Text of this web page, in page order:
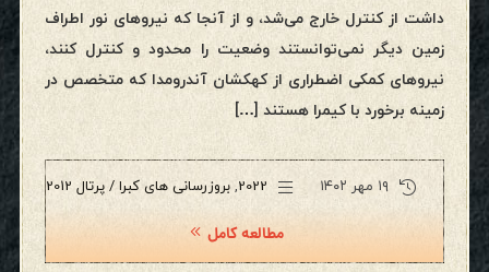
داشت از کنترل خارج می‌شد، و از آنجا که نیروهای نور اطراف
زمین دیگر نمی‌توانستند وضعیت را محدود و کنترل کنند،
نیروهای کمکی اضطراری از کهکشان آندرومدا که متخصص در
زمینه برخورد با کیمرا هستند […]
۱۹ مهر ۱۴۰۲ 2022
, بروزرسانی های کبرا / پرتال 2012
مطالعه کامل